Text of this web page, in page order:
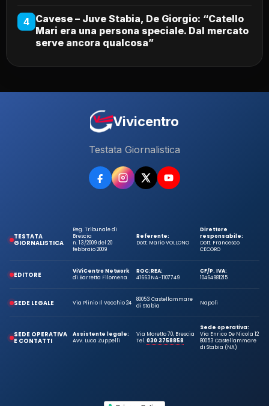
4 Cavese – Juve Stabia, De Giorgio: “Catello
Mari era una persona speciale. Dal mercato
serve ancora qualcosa”
Vivicentro
Testata Giornalistica
TESTATA
GIORNALISTICA
Reg. Tribunale di
Brescia
n. 13/2009 del 20
febbraio 2009
Referente:
Dott. Mario VOLLONO
Direttore
responsabile:
Dott. Francesco
CECORO
EDITORE
ViViCentro Network
di Barretta Filomena
ROC:
41663
REA:
NA-1107749
CF/P. IVA:
10464981215
SEDE LEGALE Via Plinio Il Vecchio 24
80053 Castellammare
di Stabia
Napoli
SEDE OPERATIVA
E CONTATTI
Assistente legale:
Avv. Luca Zuppelli
Via Moretto 70, Brescia
Tel.030 3758858
Sede operativa:
Via Enrico De Nicola 12
80053 Castellammare
di Stabia (NA)